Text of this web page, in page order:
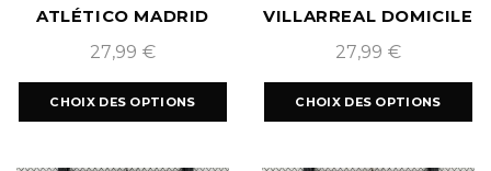
ATLÉTICO MADRID
EXTÉRIEUR 2026/2027
27,99 €
CHOIX DES OPTIONS
VILLARREAL DOMICILE
2026/2027
27,99 €
CHOIX DES OPTIONS